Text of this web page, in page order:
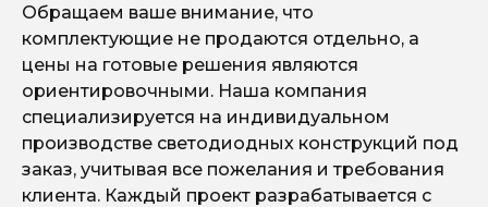
Обращаем ваше внимание, что
комплектующие не продаются отдельно, а
цены на готовые решения являются
ориентировочными. Наша компания
специализируется на индивидуальном
производстве светодиодных конструкций под
заказ, учитывая все пожелания и требования
клиента. Каждый проект разрабатывается с